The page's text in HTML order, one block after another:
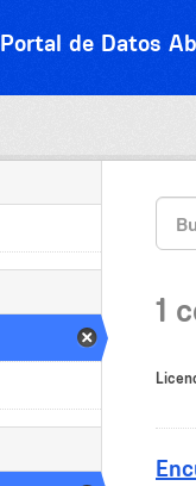
Portal de Datos
1